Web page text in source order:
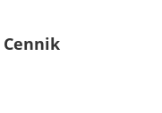
Cennik